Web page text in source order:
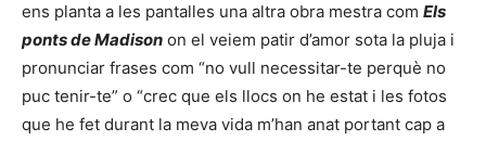
ens planta a les pantalles una altra obra mestra com Els
ponts de Madison on el veiem patir d’amor sota la pluja i
pronunciar frases com “no vull necessitar-te perquè no
puc tenir-te” o “crec que els llocs on he estat i les fotos
que he fet durant la meva vida m’han anat portant cap a